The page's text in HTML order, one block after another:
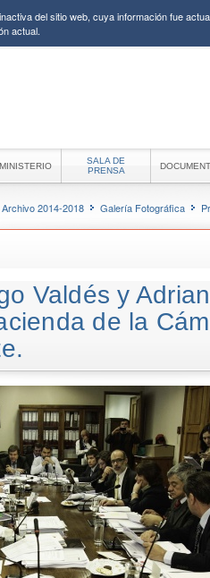
del sitio web, cuya información fue
actual.
SALA DE
PRENSA
Archivo 2014-2018 Galería Fotográfica
Valdés y
de la